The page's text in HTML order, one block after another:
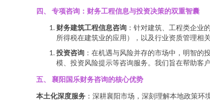
四、 专项咨询：财务工程信息与投资决策的双重智囊
财务建筑工程信息咨询 ：针对建筑、工程类企业
所得税在建筑业的应用），以及行业资质管理相
投资咨询 ：在机遇与风险并存的市场中，明智
模、投资风险提示等咨询服务。我们旨在帮助客
五、 襄阳国乐财务咨询的核心优势
本土化深度服务 ：深耕襄阳市场，深刻理解本地政策环